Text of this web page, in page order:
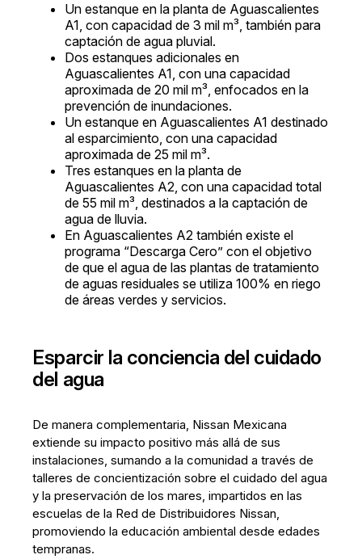
Un estanque en la planta de Aguascalientes
A1, con capacidad de 3 mil m³, también para
captación de agua pluvial.
Dos estanques adicionales en
Aguascalientes A1, con una capacidad
aproximada de 20 mil m³, enfocados en la
prevención de inundaciones.
Un estanque en Aguascalientes A1 destinado
al esparcimiento, con una capacidad
aproximada de 25 mil m³.
Tres estanques en la planta de
Aguascalientes A2, con una capacidad total
de 55 mil m³, destinados a la captación de
agua de lluvia.
En Aguascalientes A2 también existe el
programa “Descarga Cero” con el objetivo
de que el agua de las plantas de tratamiento
de aguas residuales se utiliza 100% en riego
de áreas verdes y servicios.
Esparcir la conciencia del cuidado
del agua
De manera complementaria, Nissan Mexicana
extiende su impacto positivo más allá de sus
instalaciones, sumando a la comunidad a través de
talleres de concientización sobre el cuidado del agua
y la preservación de los mares, impartidos en las
escuelas de la Red de Distribuidores Nissan,
promoviendo la educación ambiental desde edades
tempranas.